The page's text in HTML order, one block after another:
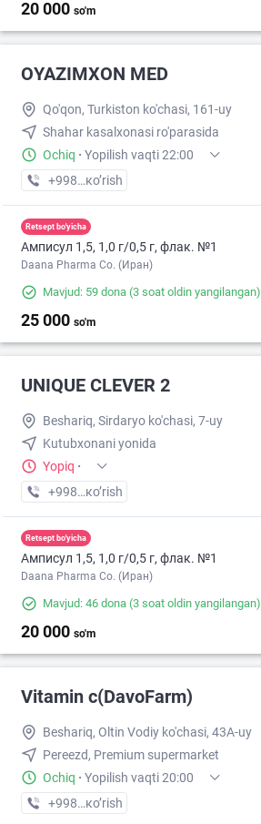
20 000 so'm
OYAZIMXON MED
Qo'qon, Turkiston ko'chasi, 161-uy
Shahar kasalxonasi ro'parasida
Ochiq · Yopilish vaqti 22:00
+998 (33) XXX-XX-XX
кo’rish
Retsept bo'yicha
Амписул 1,5, 1,0 г/0,5 г, флак. №1
Daana Pharma Co. (Иран)
Mavjud: 59 dona (3 soat oldin yangilangan)
25 000 so'm
UNIQUE CLEVER 2
Beshariq, Sirdaryo ko'chasi, 7-uy
Kutubxonani yonida
Yopiq ·
+998 (97) XXX-XX-XX
кo’rish
Retsept bo'yicha
Амписул 1,5, 1,0 г/0,5 г, флак. №1
Daana Pharma Co. (Иран)
Mavjud: 46 dona (3 soat oldin yangilangan)
20 000 so'm
Vitamin c(DavoFarm)
Beshariq, Oltin Vodiy ko'chasi, 43A-uy
Pereezd, Premium supermarket
Ochiq · Yopilish vaqti 20:00
+998 (88) XXX-XX-XX
кo’rish